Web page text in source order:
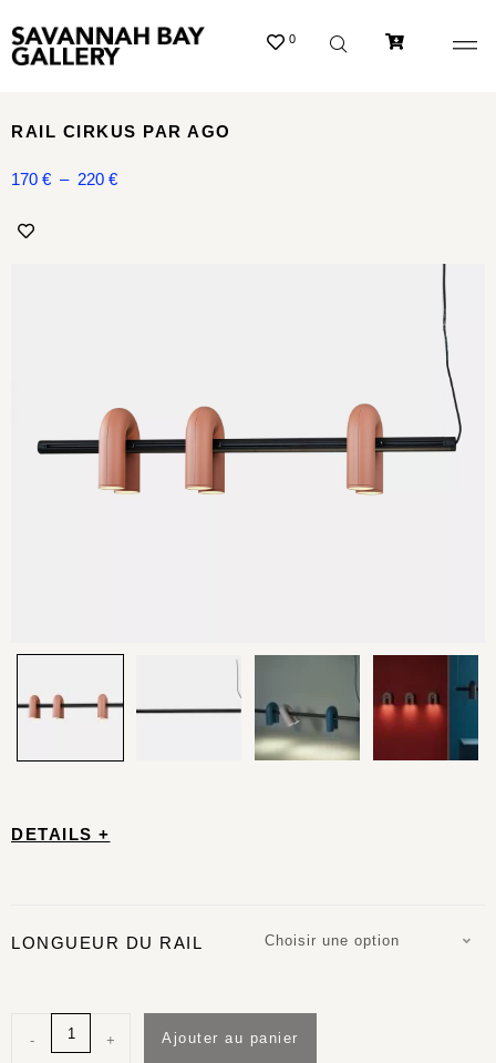
0
DETAILS +
LONGUEUR DU RAIL Choisir une option
- + Ajouter au panier
RAIL CIRKUS PAR AGO
170 € – 220 €